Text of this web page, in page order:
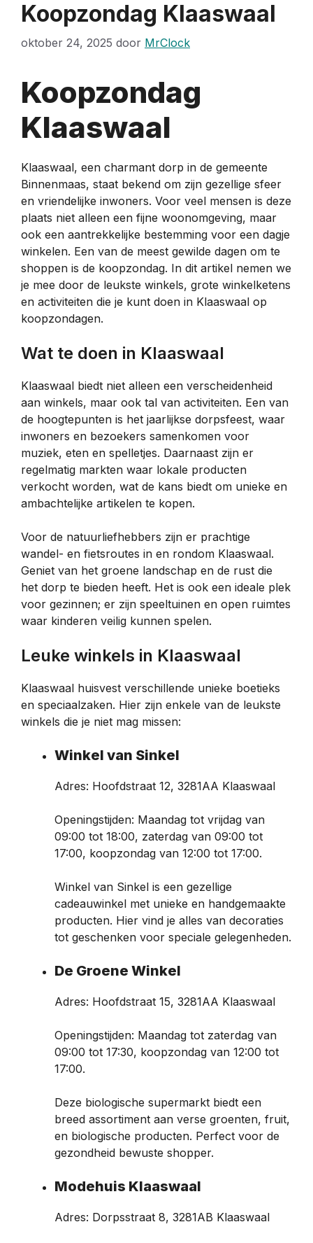
Koopzondag Klaaswaal
oktober 24, 2025 door MrClock
Koopzondag
Klaaswaal
Klaaswaal, een charmant dorp in de gemeente
Binnenmaas, staat bekend om zijn gezellige sfeer
en vriendelijke inwoners. Voor veel mensen is deze
plaats niet alleen een fijne woonomgeving, maar
ook een aantrekkelijke bestemming voor een dagje
winkelen. Een van de meest gewilde dagen om te
shoppen is de koopzondag. In dit artikel nemen we
je mee door de leukste winkels, grote winkelketens
en activiteiten die je kunt doen in Klaaswaal op
koopzondagen.
Wat te doen in Klaaswaal
Klaaswaal biedt niet alleen een verscheidenheid
aan winkels, maar ook tal van activiteiten. Een van
de hoogtepunten is het jaarlijkse dorpsfeest, waar
inwoners en bezoekers samenkomen voor
muziek, eten en spelletjes. Daarnaast zijn er
regelmatig markten waar lokale producten
verkocht worden, wat de kans biedt om unieke en
ambachtelijke artikelen te kopen.
Voor de natuurliefhebbers zijn er prachtige
wandel- en fietsroutes in en rondom Klaaswaal.
Geniet van het groene landschap en de rust die
het dorp te bieden heeft. Het is ook een ideale plek
voor gezinnen; er zijn speeltuinen en open ruimtes
waar kinderen veilig kunnen spelen.
Leuke winkels in Klaaswaal
Klaaswaal huisvest verschillende unieke boetieks
en speciaalzaken. Hier zijn enkele van de leukste
winkels die je niet mag missen:
Winkel van Sinkel
Adres: Hoofdstraat 12, 3281AA Klaaswaal
Openingstijden: Maandag tot vrijdag van
09:00 tot 18:00, zaterdag van 09:00 tot
17:00, koopzondag van 12:00 tot 17:00.
Winkel van Sinkel is een gezellige
cadeauwinkel met unieke en handgemaakte
producten. Hier vind je alles van decoraties
tot geschenken voor speciale gelegenheden.
De Groene Winkel
Adres: Hoofdstraat 15, 3281AA Klaaswaal
Openingstijden: Maandag tot zaterdag van
09:00 tot 17:30, koopzondag van 12:00 tot
17:00.
Deze biologische supermarkt biedt een
breed assortiment aan verse groenten, fruit,
en biologische producten. Perfect voor de
gezondheid bewuste shopper.
Modehuis Klaaswaal
Adres: Dorpsstraat 8, 3281AB Klaaswaal